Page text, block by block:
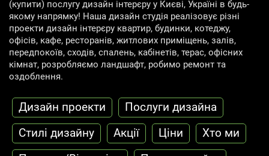
(купити) послугу дизайн інтерєру у Києві, Україні в будь-
якому напрямку! Наша дизайн студія реалізовує різні
проекти дизайн інтерєру квартир, будинки, котеджу,
офісів, кафе, ресторанів, житлових приміщень, залів,
передпокоїв, сходів, спалень, кабінетів, терас, офісних
кімнат, розробляємо ландшафт, робимо ремонт та
оздоблення.
Дизайн проекти
Послуги дизайна
Cтилі дизайну
Акції Ціни
Хто ми